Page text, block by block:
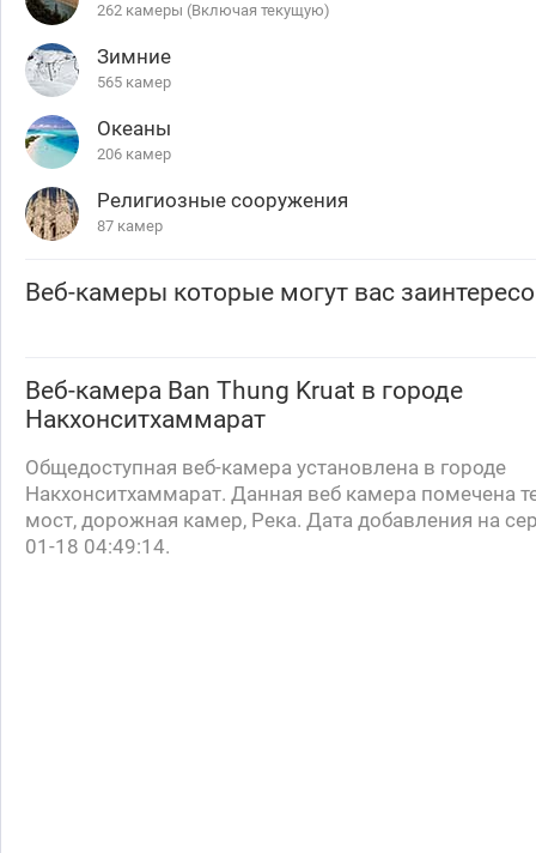
262 камеры (Включая текущую)
Зимние
565 камер
Океаны
206 камер
Религиозные сооружения
87 камер
Веб-камеры которые могут вас
Веб-камера Ban Thung Kruat в городе
Накхонситхаммарат
Общедоступная веб-камера установлена в городе
Накхонситхаммарат. Данная веб камера помечена
мост, дорожная камер, Река. Дата добавления на
01-18 04:49:14.